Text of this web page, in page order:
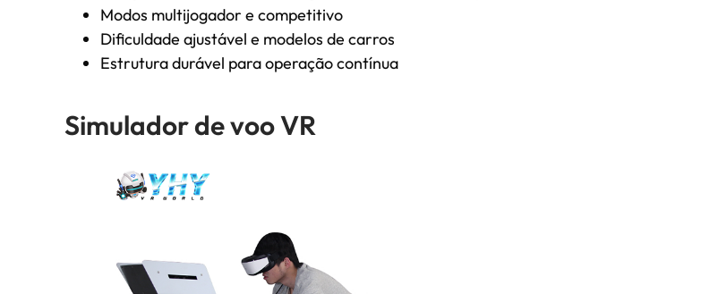
Modos multijogador e competitivo
Dificuldade ajustável e modelos de carros
Estrutura durável para operação contínua
Simulador de voo VR